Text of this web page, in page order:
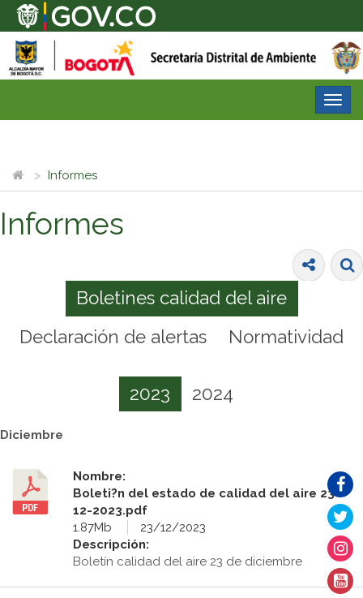
Informes
Informes
Boletines calidad del aire
Declaración de alertas
Normatividad
2023 2024
Diciembre
Nombre:
Boleti?n del estado de calidad del aire 23-
12-2023.pdf
1.87Mb
23/12/2023
Descripción:
Boletín calidad del aire 23 de diciembre